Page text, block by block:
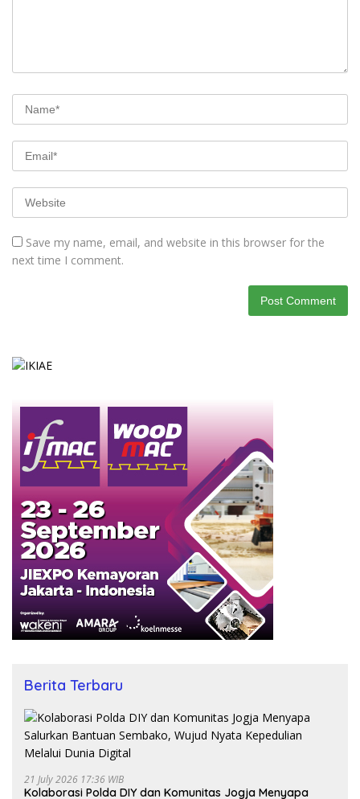
Save my name, email, and website in this browser for the
next time I comment.
Berita Terbaru
21 July 2026 17:36 WIB
Kolaborasi Polda DIY dan Komunitas Jogja Menyapa